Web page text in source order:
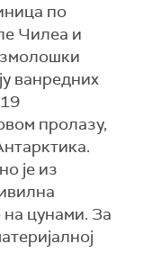
по
Чилеа и
ванредних
пролазу,
је из
цунами. За